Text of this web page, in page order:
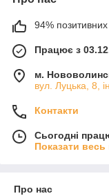
94% позитивних
Працює з
м.
вул. Луцька, 8,
Контакти
Сьогодні
Показати весь
Про нас